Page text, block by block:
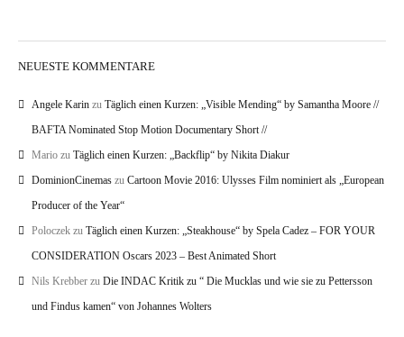
NEUESTE KOMMENTARE
Angele Karin zu Täglich einen Kurzen: „Visible Mending“ by Samantha Moore //
BAFTA Nominated Stop Motion Documentary Short //
Mario zu Täglich einen Kurzen: „Backflip“ by Nikita Diakur
DominionCinemas zu Cartoon Movie 2016: Ulysses Film nominiert als „European
Producer of the Year“
Poloczek zu Täglich einen Kurzen: „Steakhouse“ by Spela Cadez – FOR YOUR
CONSIDERATION Oscars 2023 – Best Animated Short
Nils Krebber zu Die INDAC Kritik zu “ Die Mucklas und wie sie zu Pettersson
und Findus kamen“ von Johannes Wolters